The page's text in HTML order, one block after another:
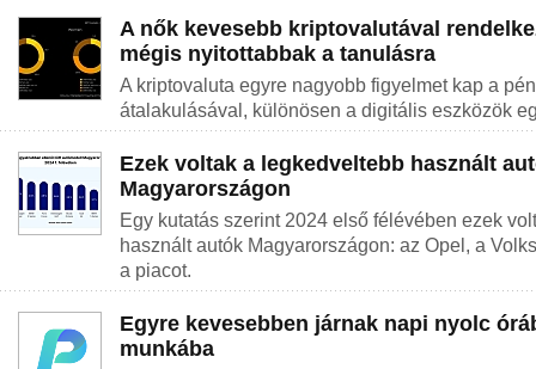
A nők kevesebb kriptovalutával
mégis nyitottabbak a tanulásra
A kriptovaluta egyre nagyobb figyelmet kap a
átalakulásával, különösen a digitális eszközök
Ezek voltak a legkedveltebb használt
Magyarországon
Egy kutatás szerint 2024 első félévében ezek
használt autók Magyarországon: az Opel, a
a piacot.
Egyre kevesebben járnak napi nyolc
munkába